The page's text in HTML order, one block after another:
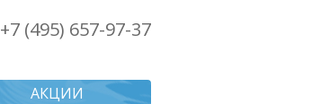
+7 (495) 657-97-37
АКЦИИ